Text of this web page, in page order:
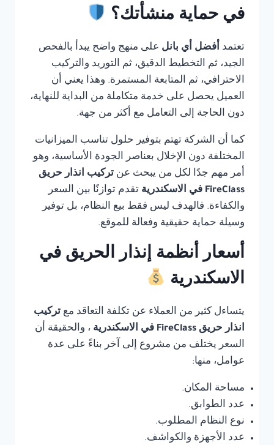
في حماية منشأتك؟
تعتمد أفضل أي بانل على منهج واضح يبدأ بالفحص
الجيد، ثم التخطيط الدقيق، ثم التوريد والتركيب
الاحترافي، ثم المتابعة المستمرة. وهذا يعني أن
العميل يحصل على خدمة متكاملة من البداية للنهاية،
دون الحاجة إلى التعامل مع أكثر من جهة.
كما أن الشركة تهتم بتوفير حلول تناسب الميزانيات
المختلفة دون الإخلال بعناصر الجودة الأساسية، وهو
أمر مهم جدًا لكل من يبحث عن تركيب انذار حريق
FireClass في الاسكندرية
تقدم توازنًا بين السعر
والكفاءة. فالهدف ليس فقط بيع النظام، بل توفير
وسيلة حماية حقيقية وفعالة للموقع.
أسعار أنظمة إنذار الحريق في
الاسكندرية
يتساءل كثير من العملاء عن تكلفة التعاقد مع تركيب
انذار حريق FireClass في الاسكندرية
، والحقيقة أن
السعر يختلف من مشروع إلى آخر بناءً على عدة
عوامل، منها:
مساحة المكان.
عدد الطوابق.
نوع النظام المطلوب.
عدد الأجهزة والكواشف.